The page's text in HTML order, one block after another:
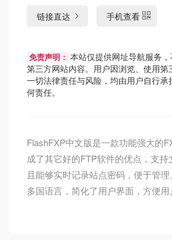
链接直达 手机查看
免责声明： 本站仅提供网址导航服务
第三方网站内容。用户因浏览、使用第
一切法律责任与风险，均由用户自行承
何责任。
FlashFXP中文版是一款功能强大的
成了其它好的FTP软件的优点，支
且能够实时记录站点密码，便于管
多国语言，简化了用户界面，方便用